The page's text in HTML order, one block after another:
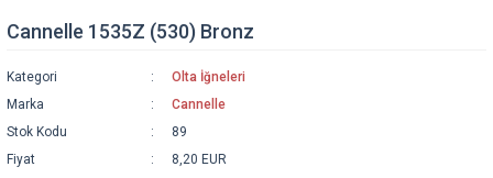
Cannelle 1535Z (530) Bronz
Kategori
Olta İğneleri
Marka
Cannelle
Stok Kodu
89
Fiyat
8,20 EUR